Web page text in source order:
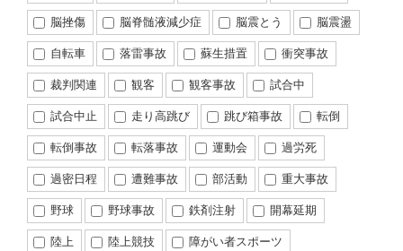
脳挫傷
脳脊髄液減少症 脳震とう
脳震盪
自転車
落雷事故 蘇生措置
衝突事故
裁判関連
観客 観客事故
試合中
試合中止
走り高跳び 跳び箱事故
転倒
転倒事故
転落事故 運動会
過労死
過密日程
遭難事故 部活動
重大事故
野球
野球事故 鉄剤注射
開幕延期
陸上
陸上競技
障がい者スポーツ